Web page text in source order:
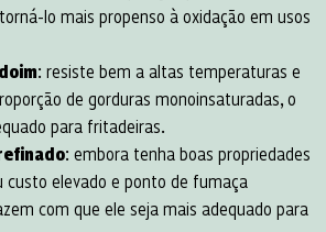
lo mais propenso à oxidação em usos
: resiste bem a altas temperaturas e
de gorduras monoinsaturadas, o
para fritadeiras.
: embora tenha boas propriedades
custo elevado e ponto de fumaça
com que ele seja mais adequado para